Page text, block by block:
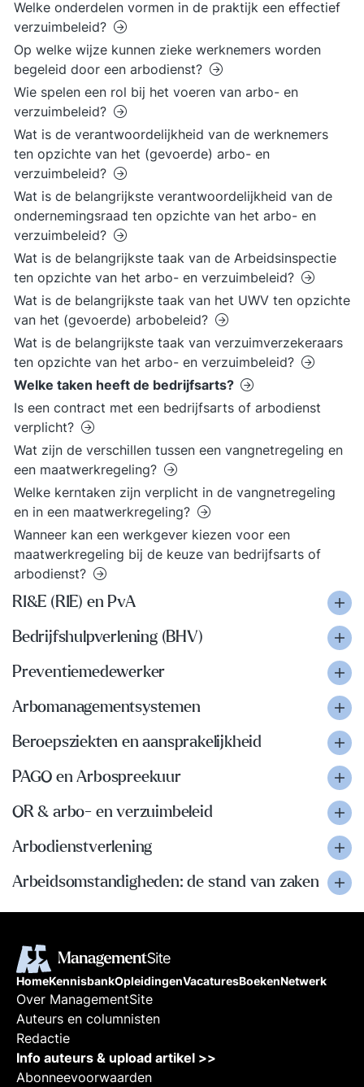
Welke onderdelen vormen in de praktijk een effectief
verzuimbeleid?
Op welke wijze kunnen zieke werknemers worden
begeleid door een arbodienst?
Wie spelen een rol bij het voeren van arbo- en
verzuimbeleid?
Wat is de verantwoordelijkheid van de werknemers
ten opzichte van het (gevoerde) arbo- en
verzuimbeleid?
Wat is de belangrijkste verantwoordelijkheid van de
ondernemingsraad ten opzichte van het arbo- en
verzuimbeleid?
Wat is de belangrijkste taak van de Arbeidsinspectie
ten opzichte van het arbo- en verzuimbeleid?
Wat is de belangrijkste taak van het UWV ten opzichte
van het (gevoerde) arbobeleid?
Wat is de belangrijkste taak van verzuimverzekeraars
ten opzichte van het arbo- en verzuimbeleid?
Welke taken heeft de bedrijfsarts?
Is een contract met een bedrijfsarts of arbodienst
verplicht?
Wat zijn de verschillen tussen een vangnetregeling en
een maatwerkregeling?
Welke kerntaken zijn verplicht in de vangnetregeling
en in een maatwerkregeling?
Wanneer kan een werkgever kiezen voor een
maatwerkregeling bij de keuze van bedrijfsarts of
arbodienst?
RI&E (RIE) en PvA
Bedrijfshulpverlening (BHV)
Preventiemedewerker
Arbomanagementsystemen
Beroepsziekten en aansprakelijkheid
PAGO en Arbospreekuur
OR & arbo- en verzuimbeleid
Arbodienstverlening
Arbeidsomstandigheden: de stand van zaken
HomeKennisbankOpleidingenVacaturesBoekenNetwerk
Over ManagementSite
Auteurs en columnisten
Redactie
Info auteurs & upload artikel >>
Abonneevoorwaarden